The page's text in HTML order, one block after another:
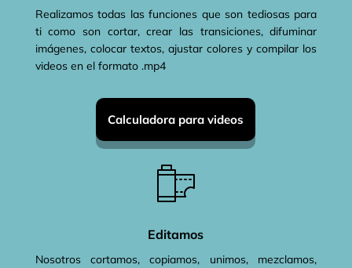
Realizamos todas las funciones que son tediosas para
ti como son cortar, crear las transiciones, difuminar
imágenes, colocar textos, ajustar colores y compilar los
videos en el formato .mp4
Calculadora para videos
Editamos
Nosotros cortamos, copiamos, unimos, mezclamos,